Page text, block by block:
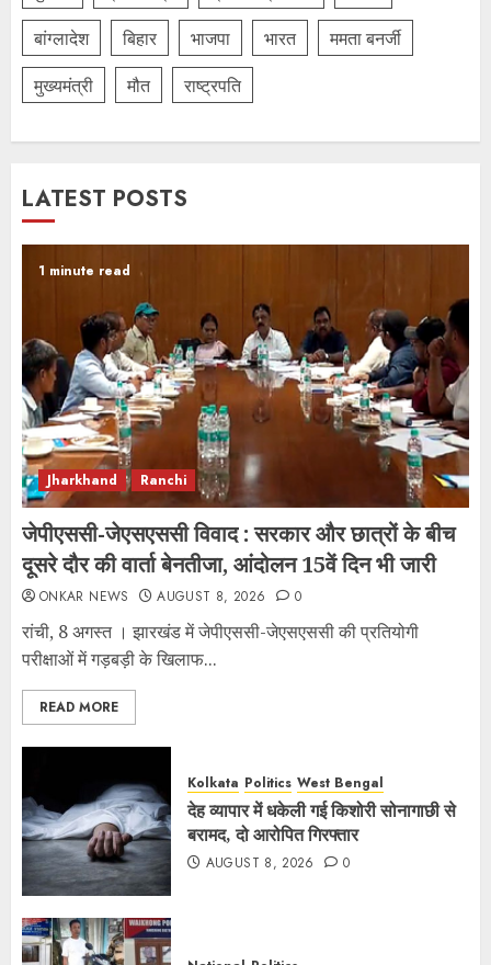
बांग्लादेश
बिहार भाजपा भारत
ममता बनर्जी
मुख्यमंत्री
मौत राष्ट्रपति
LATEST POSTS
1 minute read
Jharkhand Ranchi
जेपीएससी-जेएसएससी विवाद : सरकार और छात्रों के बीच
दूसरे दौर की वार्ता बेनतीजा, आंदोलन 15वें दिन भी जारी
ONKAR NEWS AUGUST 8, 2026 0
रांची, 8 अगस्त । झारखंड में जेपीएससी-जेएसएससी की प्रतियोगी
परीक्षाओं में गड़बड़ी के खिलाफ...
READ MORE
Kolkata Politics West Bengal
देह व्यापार में धकेली गई किशोरी सोनागाछी से
बरामद, दो आरोपित गिरफ्तार
AUGUST 8, 2026 0